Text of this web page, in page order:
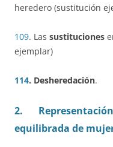
heredero (sustitución
109. Las sustituciones
ejemplar)
114. Desheredación.
2.
equilibrada de